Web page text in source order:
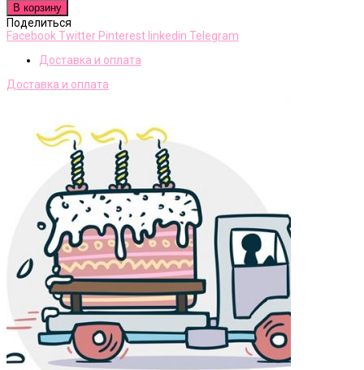
В корзину
Поделиться
Facebook Twitter Pinterest linkedin Telegram
Доставка и оплата
Доставка и оплата